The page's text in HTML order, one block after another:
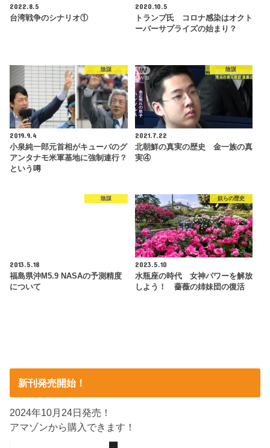
2022.8.5
台湾戦争のシナリオ①
2020.10.5
トランプ氏 コロナ感染はオクト
ーバーサプライズの始まり？
陰謀
2019.9.4
小泉純一郎元首相がキューバのグ
アンタナモ米軍基地に強制連行？
という噂
陰謀
2021.7.22
北朝鮮の真実の歴史 金一族の真
実④
陰謀
2013.5.18
福島県沖M5.9 NASAの予測精度
について
奴らの歴史
2023.5.10
水瓶座の時代 女神パワーを解放
しよう！ 薔薇の姉妹団の復活
新刊発売開始！
2024年10月24日発売！
アマゾンから購入できます！